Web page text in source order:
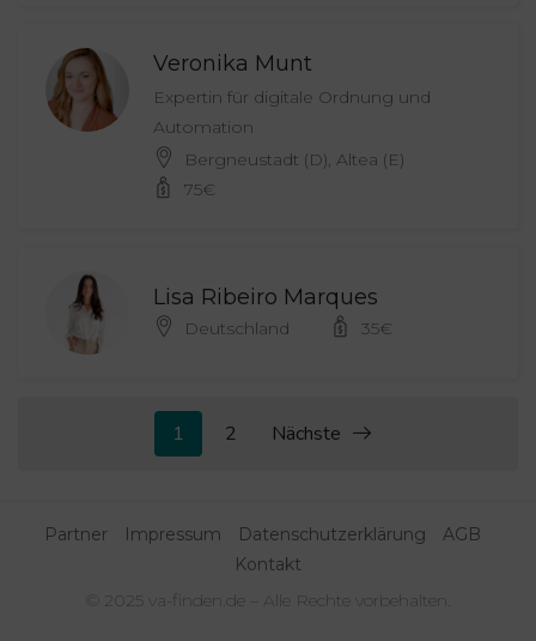
Veronika Munt
Expertin für digitale Ordnung und
Automation
Bergneustadt (D), Altea (E)
75€
Lisa Ribeiro Marques
Deutschland 35€
1 2 Nächste
© 2025 va-finden.de – Alle Rechte vorbehalten.
Partner Impressum Datenschutzerklärung
AGB
Kontakt